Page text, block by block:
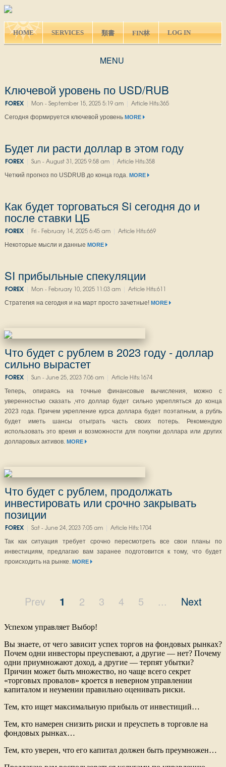
HOME SERVICES 類書 FIN林 LOG IN
MENU
Ключевой уровень по USD/RUB
FOREX Mon - September 15, 2025 5:19 am Article Hits:365
Сегодня формируется ключевой уровень MORE
Будет ли расти доллар в этом году
FOREX Sun - August 31, 2025 9:58 am Article Hits:358
Четкий прогноз по USDRUB до конца года. MORE
Как будет торговаться Si сегодня до и
после ставки ЦБ
FOREX Fri - February 14, 2025 6:45 am Article Hits:669
Некоторые мысли и данные MORE
SI прибыльные спекуляции
FOREX Mon - February 10, 2025 11:03 am Article Hits:611
Стратегия на сегодня и на март просто зачетные! MORE
Что будет с рублем в 2023 году - доллар
сильно вырастет
FOREX Sun - June 25, 2023 7:06 am Article Hits:1674
Теперь, опираясь на точные финансовые вычисления, можно с
уверенностью сказать ,что доллар будет сильно укрепляться до конца
2023 года. Причем укрепление курса доллара будет поэтапным, а рубль
будет иметь шансы отыграть часть своих потерь. Рекомендую
использовать это время и возможности для покупки доллара или других
долларовых активов. MORE
Что будет с рублем, продолжать
инвестировать или срочно закрывать
позиции
FOREX Sat - June 24, 2023 7:05 am Article Hits:1704
Так как ситуация требует срочно пересмотреть все свои планы по
инвестициям, предлагаю вам заранее подготовится к тому, что будет
происходить на рынке. MORE
Prev 1 2 3 4 5 ... Next
Успехом управляет Выбор!
Вы знаете, от чего зависит успех торгов на фондовых рынках?
Почем одни инвесторы преуспевают, а другие — нет? Почему
одни приумножают доход, а другие — терпят убытки?
Причин может быть множество, но чаще всего секрет
«торговых провалов» кроется в неверном управлении
капиталом и неумении правильно оценивать риски.
Тем, кто ищет максимальную прибыль от инвестиций…
Тем, кто намерен снизить риски и преуспеть в торговле на
фондовых рынках…
Тем, кто уверен, что его капитал должен быть преумножен…